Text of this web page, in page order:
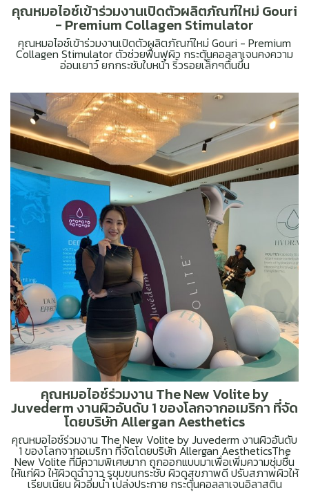
คุณหมอไอซ์เข้าร่วมงานเปิดตัวผลิตภัณฑ์ใหม่ Gouri
- Premium Collagen Stimulator
คุณหมอไอซ์เข้าร่วมงานเปิดตัวผลิตภัณฑ์ใหม่ Gouri - Premium
Collagen Stimulator ตัวช่วยฟื้นฟูผิว กระตุ้นคอลลาเจนคงความ
อ่อนเยาว์ ยกกระชับใบหน้า ริ้วรอยเล็กๆตื้นขึ้น
คุณหมอไอซ์ร่วมงาน The New Volite by
Juvederm งานผิวอันดับ 1 ของโลกจากอเมริกา ที่จัด
โดยบริษัท Allergan Aesthetics
คุณหมอไอซ์ร่วมงาน The New Volite by Juvederm งานผิวอันดับ
1 ของโลกจากอเมริกา ที่จัดโดยบริษัท Allergan AestheticsThe
New Volite ที่มีความพิเศษมาก ถูกออกแบบมาเพื่อเพิ่มความชุ่มชื้น
ให้แก่ผิว ให้ผิวดูฉ่ำวาว รูขุมขนกระชับ ผิวดูสุขภาพดี ปรับสภาพผิวให้
เรียบเนียน ผิวอิ่มน้ำ เปล่งประกาย กระตุ้นคอลลาเจนอิลาสติน